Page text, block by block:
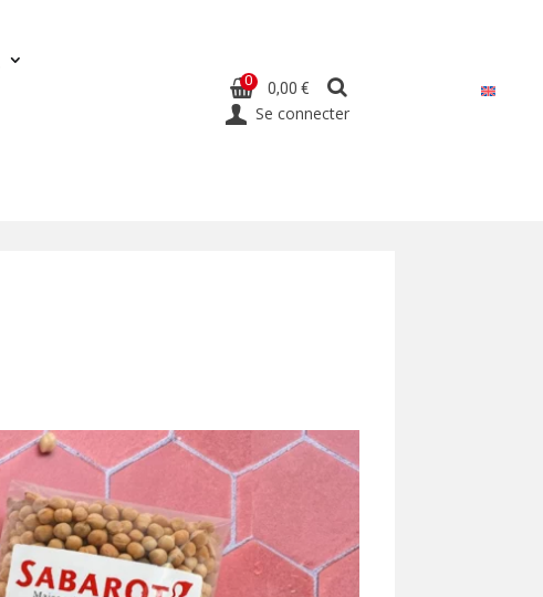
0 0,00 €
Se connecter